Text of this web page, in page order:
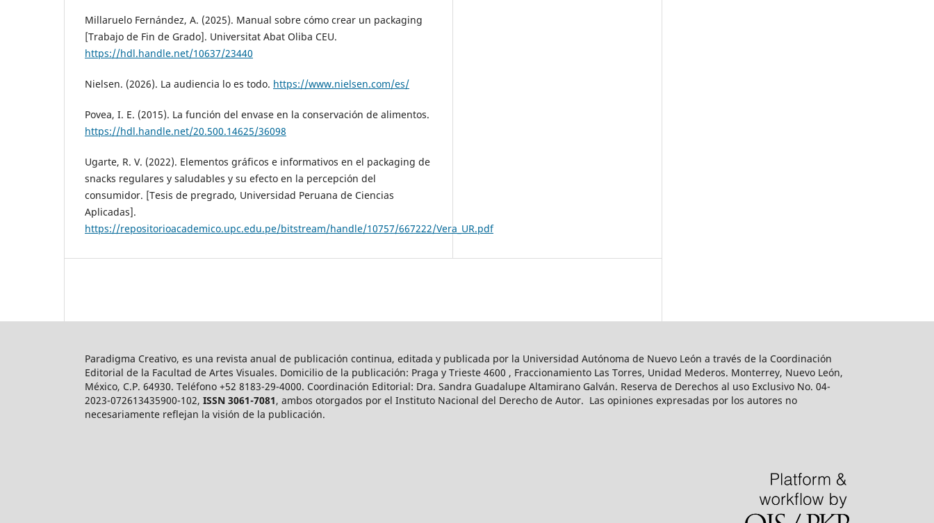
Millaruelo Fernández, A. (2025). Manual sobre cómo crear un packaging
[Trabajo de Fin de Grado]. Universitat Abat Oliba CEU.
https://hdl.handle.net/10637/23440
Nielsen. (2026). La audiencia lo es todo. https://www.nielsen.com/es/
Povea, I. E. (2015). La función del envase en la conservación de alimentos.
https://hdl.handle.net/20.500.14625/36098
Ugarte, R. V. (2022). Elementos gráficos e informativos en el packaging de
snacks regulares y saludables y su efecto en la percepción del
consumidor. [Tesis de pregrado, Universidad Peruana de Ciencias
Aplicadas].
https://repositorioacademico.upc.edu.pe/bitstream/handle/10757/667222/Vera_UR.pdf
Paradigma Creativo, es una revista anual de publicación continua, editada y publicada por la Universidad Autónoma de Nuevo León a través de la Coordinación
Editorial de la Facultad de Artes Visuales. Domicilio de la publicación: Praga y Trieste 4600 , Fraccionamiento Las Torres, Unidad Mederos. Monterrey, Nuevo León,
México, C.P. 64930. Teléfono +52 8183-29-4000. Coordinación Editorial: Dra. Sandra Guadalupe Altamirano Galván. Reserva de Derechos al uso Exclusivo No. 04-
2023-072613435900-102, ISSN 3061-7081, ambos otorgados por el Instituto Nacional del Derecho de Autor. Las opiniones expresadas por los autores no
necesariamente reflejan la visión de la publicación.